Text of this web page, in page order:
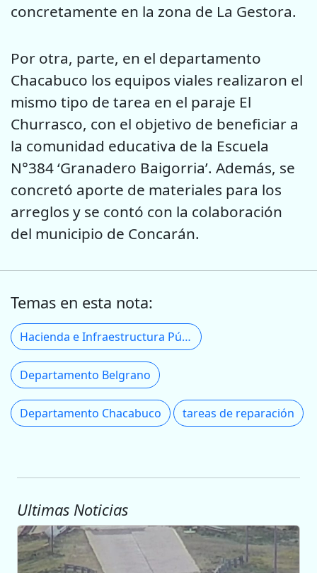
concretamente en la zona de La Gestora.
Por otra, parte, en el departamento
Chacabuco los equipos viales realizaron el
mismo tipo de tarea en el paraje El
Churrasco, con el objetivo de beneficiar a
la comunidad educativa de la Escuela
N°384 ‘Granadero Baigorria’. Además, se
concretó aporte de materiales para los
arreglos y se contó con la colaboración
del municipio de Concarán.
Temas en esta nota:
Hacienda e Infraestructura Pública
Departamento Belgrano
Departamento Chacabuco tareas de reparación
Ultimas Noticias